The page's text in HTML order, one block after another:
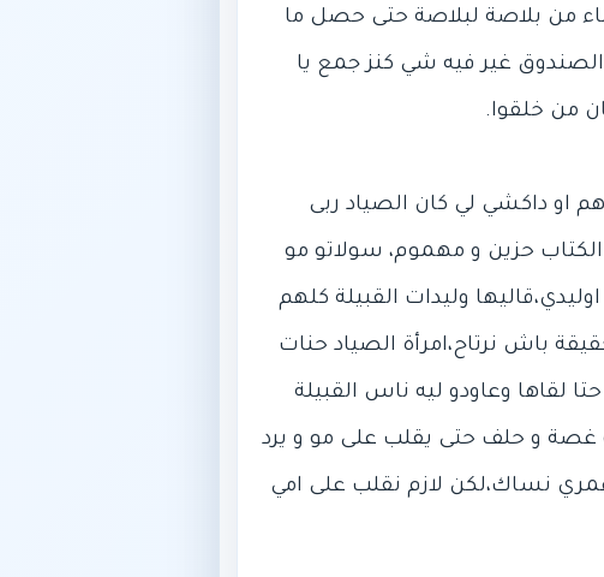
من بلاصة لبلاصة حتى حصل ما
غير فيه شي كنز جمع يا
او داكشي لي كان الصياد ربى
الكتاب حزين و مهموم، سولاتو مو
وليدات القبيلة كلهم
باش نرتاح،امرأة الصياد حنات
لقاها وعاودو ليه ناس القبيلة
غصة و حلف حتى يقلب على مو و يرد
نساك،لكن لازم نقلب على امي